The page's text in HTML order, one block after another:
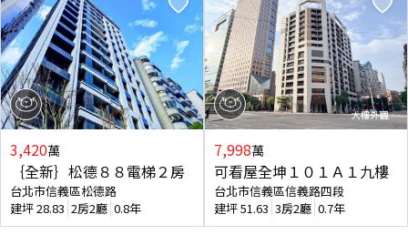
3,420萬
｛全新｝松德８８電梯２房
台北市信義區松德路
建坪28.83 2房2廳 0.8年
7,998萬
可看屋全坤１０１Ａ１九樓
台北市信義區信義路四段
建坪51.63 3房2廳 0.7年